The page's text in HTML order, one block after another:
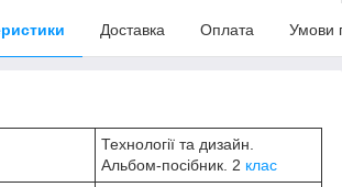
Доставка Оплата Умови
Технології та дизайн.
Альбом-посібник. 2 клас